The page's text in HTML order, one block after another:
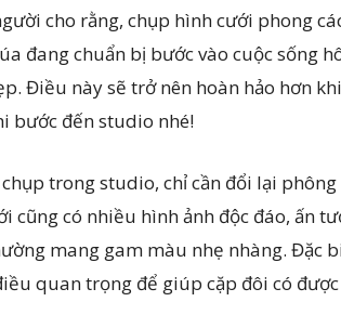
cho rằng, chụp hình cưới phong
đang chuẩn bị bước vào cuộc sống
Điều này sẽ trở nên hoàn hảo hơn
bước đến studio nhé!
trong studio, chỉ cần đổi lại
cũng có nhiều hình ảnh độc đáo, ấn
mang gam màu nhẹ nhàng. Đặc
quan trọng để giúp cặp đôi có